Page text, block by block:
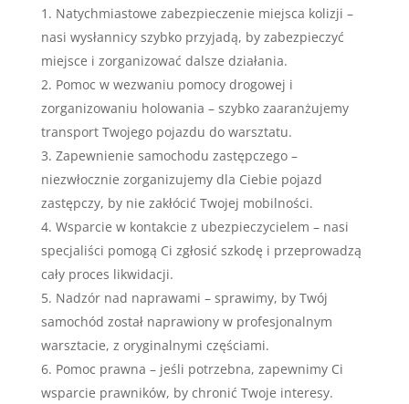
Natychmiastowe zabezpieczenie miejsca kolizji –
nasi wysłannicy szybko przyjadą, by zabezpieczyć
miejsce i zorganizować dalsze działania.
Pomoc w wezwaniu pomocy drogowej i
zorganizowaniu holowania – szybko zaaranżujemy
transport Twojego pojazdu do warsztatu.
Zapewnienie samochodu zastępczego –
niezwłocznie zorganizujemy dla Ciebie pojazd
zastępczy, by nie zakłócić Twojej mobilności.
Wsparcie w kontakcie z ubezpieczycielem – nasi
specjaliści pomogą Ci zgłosić szkodę i przeprowadzą
cały proces likwidacji.
Nadzór nad naprawami – sprawimy, by Twój
samochód został naprawiony w profesjonalnym
warsztacie, z oryginalnymi częściami.
Pomoc prawna – jeśli potrzebna, zapewnimy Ci
wsparcie prawników, by chronić Twoje interesy.